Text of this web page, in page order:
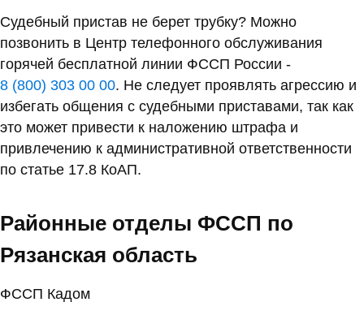
Судебный пристав не берет трубку? Можно
позвонить в Центр телефонного обслуживания
горячей бесплатной линии ФССП России -
8 (800) 303 00 00. Не следует проявлять агрессию и
избегать общения с судебными приставами, так как
это может привести к наложению штрафа и
привлечению к административной ответственности
по статье 17.8 КоАП.
Районные отделы ФССП по
Рязанская область
ФССП Кадом